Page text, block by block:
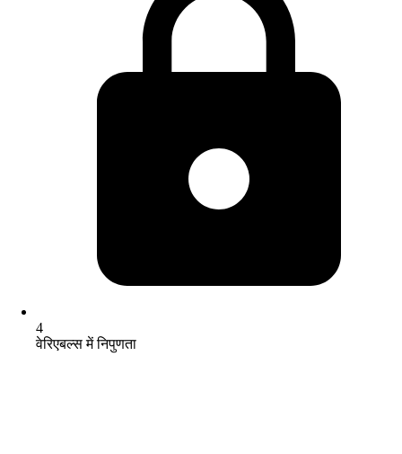
4
वेरिएबल्स में निपुणता